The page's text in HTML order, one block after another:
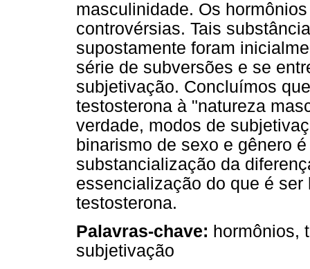
masculinidade. Os
controvérsias. Tais
supostamente foram
série de subversões e se
subjetivação. Concluímos
testosterona à "natureza
verdade, modos de
binarismo de sexo e gênero
substancialização da
essencialização do que é
testosterona.
Palavras-chave: hormônios,
subjetivação